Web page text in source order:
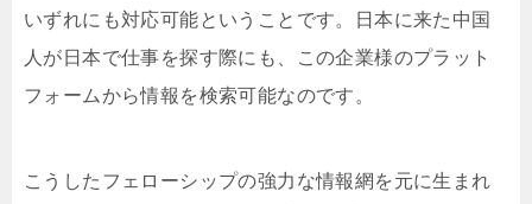
いずれにも対応可能ということです。日本に来た中国
人が日本で仕事を探す際にも、この企業様のプラット
フォームから情報を検索可能なのです。
こうしたフェローシップの強力な情報網を元に生まれ